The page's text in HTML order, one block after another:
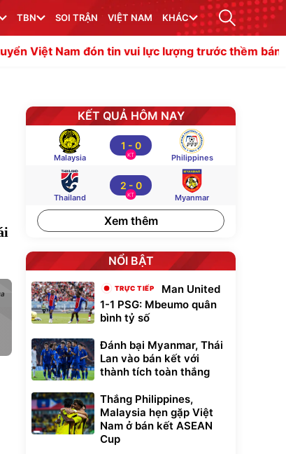
TBN SOI TRẬN VIỆT NAM KHÁC
tin vui lực lượng trước thềm bán kết ASEAN
KẾT QUẢ HÔM NAY
Malaysia
1 - 0
KT Philippines
Thailand
2 - 0
KT Myanmar
Xem thêm
NỔI BẬT
1-1 PSG: Mbeumo quân
bình tỷ số
Đánh bại Myanmar, Thái
Lan vào bán kết với
thành tích toàn thắng
Thắng Philippines,
Malaysia hẹn gặp Việt
Nam ở bán kết ASEAN
Cup